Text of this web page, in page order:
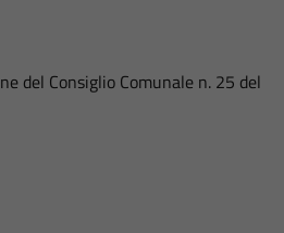
del Consiglio Comunale n. 25 del